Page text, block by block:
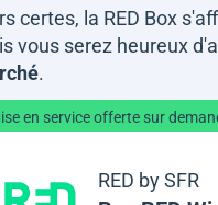
certes, la RED Box
vous serez heureux
.
en service offerte sur
RED by SFR